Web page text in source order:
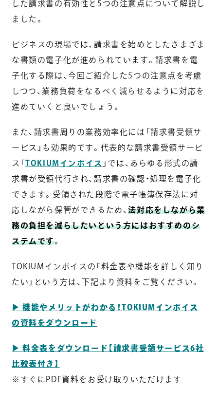
した請求書の有効性と5つの注意点について解説し
ました。
ビジネスの現場では、請求書を始めとしたさまざま
な書類の電子化が進められています。請求書を電
子化する際は、今回ご紹介した5つの注意点を考慮
しつつ、業務負荷をなるべく減らせるように対応を
進めていくと良いでしょう。
また、請求書周りの業務効率化には「請求書受領サ
ービス」も効果的です。代表的な請求書受領サービ
ス「TOKIUMインボイス 」では、あらゆる形式の請
求書が受領代行され、請求書の確認・処理を電子化
できます。受領された段階で電子帳簿保存法に対
応しながら保管ができるため、法対応をしながら業
務の負担を減らしたいという方にはおすすめのシ
ステムです。
TOKIUMインボイスの「料金表や機能を詳しく知り
たい」という方は、下記より資料をご覧ください。
▶︎ 機能やメリットがわかる！TOKIUMインボイス
の資料をダウンロード
▶︎ 料金表をダウンロード【請求書受領サービス6社
比較表付き】
※すぐにPDF資料をお受け取りいただけます